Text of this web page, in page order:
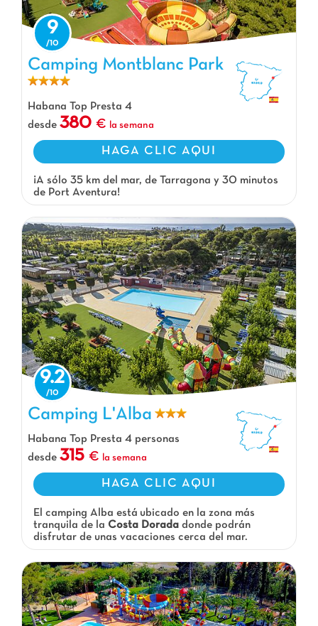
Camping Montblanc Park, Camping Cataluña
9
Camping Montblanc Park
Habana Top Presta 4
desde 380 la semana
HAGA CLIC AQUI
¡A sólo 35 km del mar, de Tarragona y 30 minutos
de Port Aventura!
9.2
Camping L'Alba
Habana Top Presta 4 personas
desde 315 la semana
HAGA CLIC AQUI
El camping Alba está ubicado en la zona más
tranquila de la Costa Dorada donde podrán
disfrutar de unas vacaciones cerca del mar.